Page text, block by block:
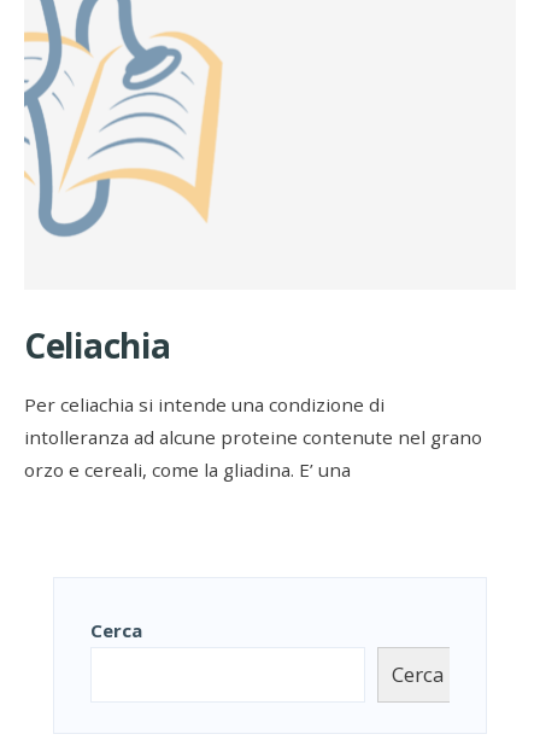
Celiachia
Per celiachia si intende una condizione di
intolleranza ad alcune proteine contenute nel grano
orzo e cereali, come la gliadina. E’ una
Cerca
Cerca